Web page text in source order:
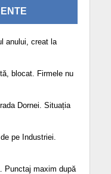
anului, creat la
blocat. Firmele nu
Dornei. Situația
pe Industriei.
Punctaj maxim după